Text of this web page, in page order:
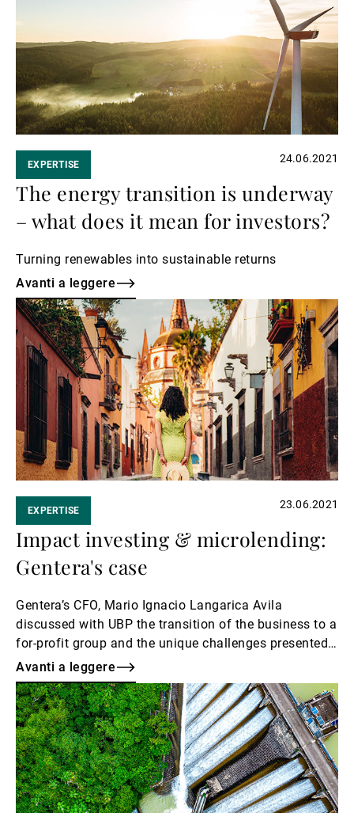
EXPERTISE 24.06.2021
The energy transition is underway
– what does it mean for investors?
Turning renewables into sustainable returns
Avanti a leggere
Avanti
a
leggere
EXPERTISE 23.06.2021
Impact investing & microlending:
Gentera's case
Gentera’s CFO, Mario Ignacio Langarica Avila
discussed with UBP the transition of the business to a
for-profit group and the unique challenges presented
by Covid-19.
Avanti a leggere
Avanti
a
leggere